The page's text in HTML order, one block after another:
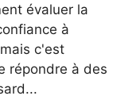
évaluer la
à
c'est
répondre à des